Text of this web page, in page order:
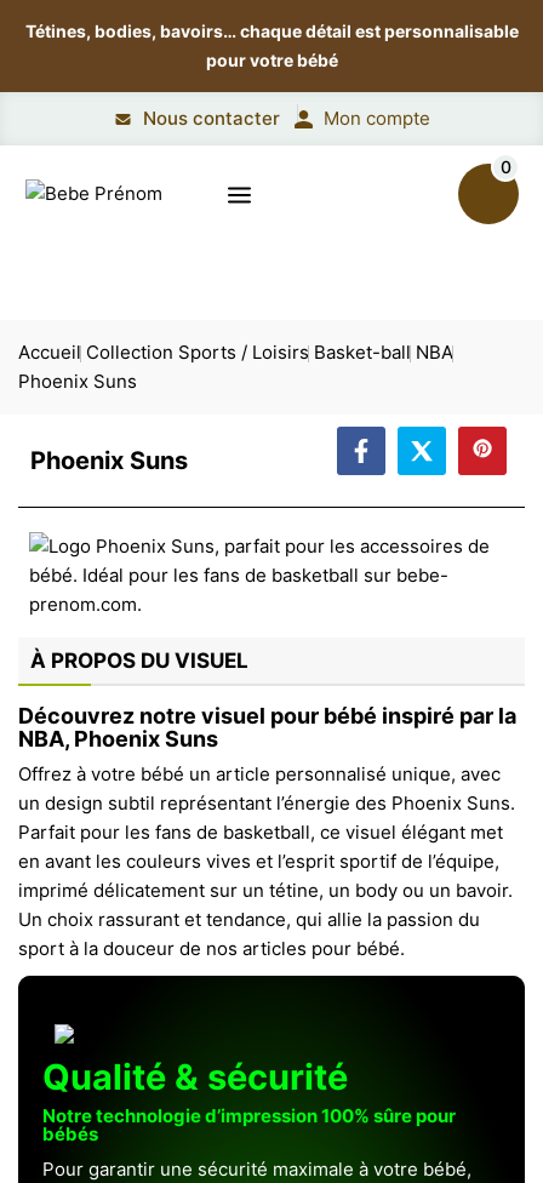
Tétines, bodies, bavoirs…chaque détail est personnalisable
pour votre bébé
Nous contacter Mon compte
0
Accueil Collection Sports / Loisirs Basket-ball NBA
Phoenix Suns
Phoenix Suns
À PROPOS DU VISUEL
Découvrez notre visuel pour bébé inspiré par la
NBA, Phoenix Suns
Offrez à votre bébé un article personnalisé unique, avec
un design subtil représentant l’énergie des Phoenix Suns.
Parfait pour les fans de basketball, ce visuel élégant met
en avant les couleurs vives et l’esprit sportif de l’équipe,
imprimé délicatement sur un tétine, un body ou un bavoir.
Un choix rassurant et tendance, qui allie la passion du
sport à la douceur de nos articles pour bébé.
Qualité & sécurité
Notre technologie d’impression 100% sûre pour
bébés
Pour garantir une sécurité maximale à votre bébé,